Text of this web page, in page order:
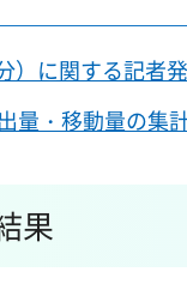
）に関する記者
量・移動量の集
果